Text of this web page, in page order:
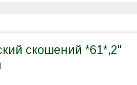
скошений *61*,2"